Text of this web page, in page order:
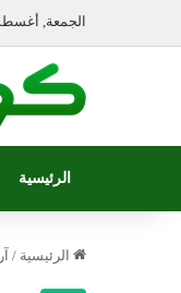
الجمعة, أغسطس 7
الرئيسية
الرئيسية /